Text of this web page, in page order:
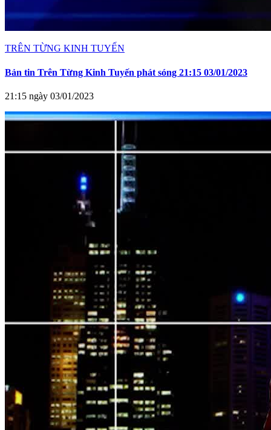
TRÊN TỪNG KINH TUYẾN
Bản tin Trên Từng Kinh Tuyến phát sóng 21:15 03/01/2023
21:15 ngày 03/01/2023